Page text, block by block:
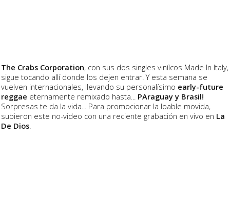
The Crabs Corporation, con sus dos singles vinílcos Made In Italy,
sigue tocando allí donde los dejen entrar. Y esta semana se
vuelven internacionales, llevando su personalísimo early-future
reggae eternamente remixado hasta... PAraguay y Brasil!
Sorpresas te da la vida... Para promocionar la loable movida,
subieron este no-video con una reciente grabación en vivo en La
De Dios.